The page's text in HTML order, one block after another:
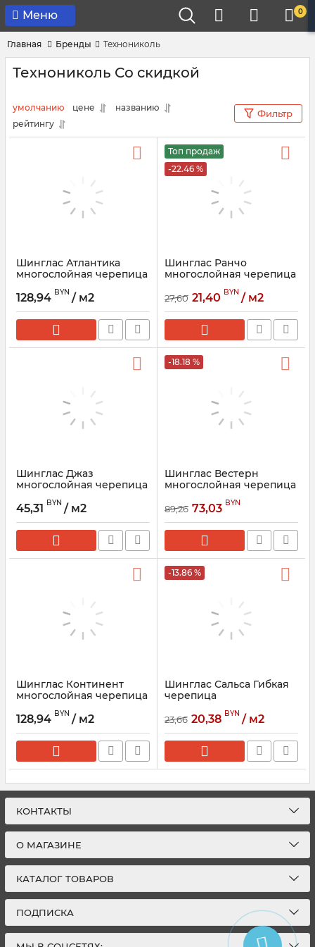
Меню 0
Главная Бренды Технониколь
Технониколь Со скидкой
умолчанию цене
названию
рейтингу
Фильтр
Шинглас Атлантика
многослойная черепица
128,94 BYN / м2
Топ продаж
-22.46 %
Шинглас Ранчо
многослойная черепица
27,60 21,40 BYN / м2
Шинглас Джаз
многослойная черепица
45,31 BYN / м2
-18.18 %
Шинглас Вестерн
многослойная черепица
89,26 73,03 BYN
Шинглас Континент
многослойная черепица
128,94 BYN / м2
-13.86 %
Шинглас Сальса Гибкая
черепица
23,66 20,38 BYN / м2
КОНТАКТЫ
О МАГАЗИНЕ
КАТАЛОГ ТОВАРОВ
ПОДПИСКА